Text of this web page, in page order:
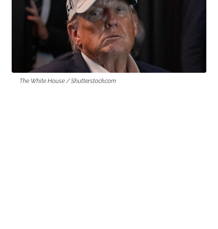
The White House / Shutterstock.com